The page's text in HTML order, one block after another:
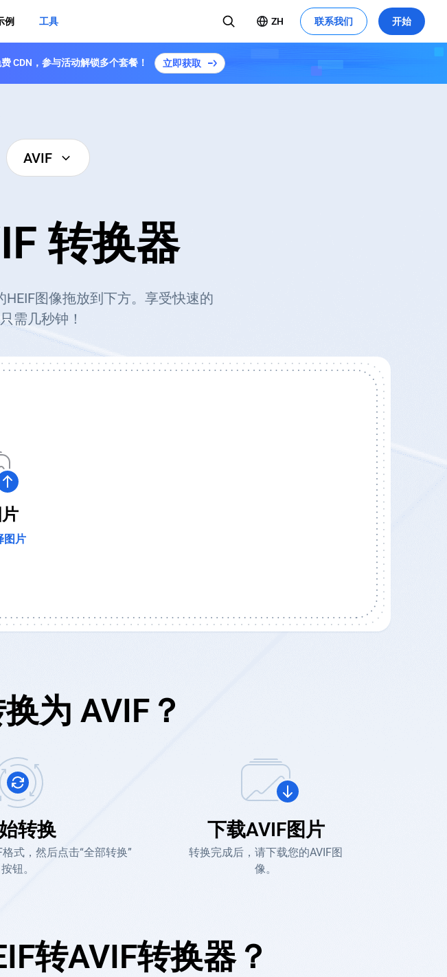
例 工具 ZH 联系我们 开始
CDN，参与活动解锁多个套餐！ 立即获取
AVIF
转换器
图像拖放到下方。享受快速的
需几秒钟！
图片
为 AVIF？
转换
式，然后点击“全部转换”
按钮。
下载AVIF图片
转换完成后，请下载您的AVIF图
像。
转AVIF转换器？